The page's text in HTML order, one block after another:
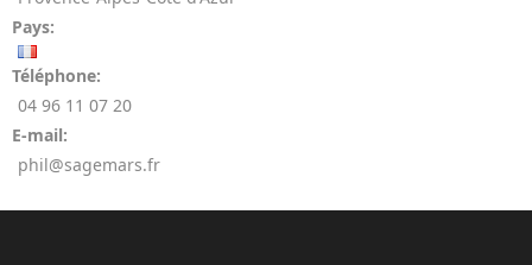
Pays:
Téléphone:
04 96 11 07 20
E-mail:
phil@sagemars.fr